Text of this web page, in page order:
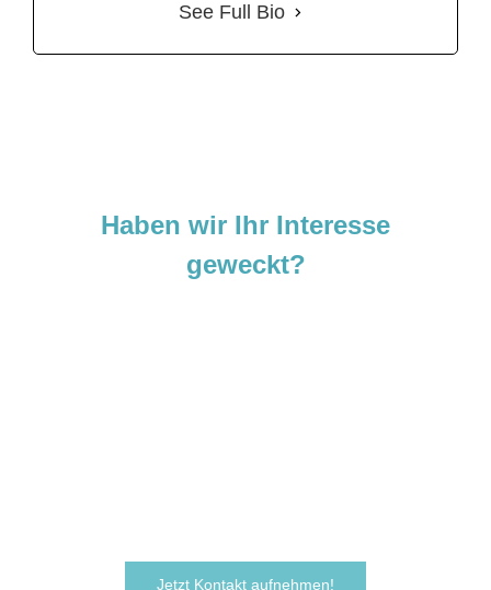
See Full Bio
Haben wir Ihr Interesse
geweckt?
Jetzt Kontakt aufnehmen!